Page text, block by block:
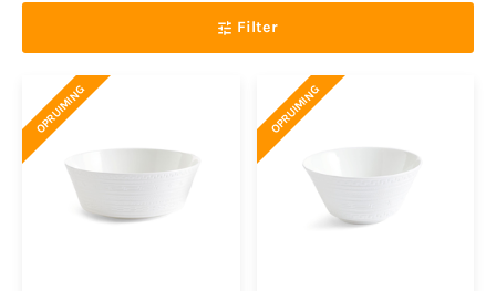
Filter
OPRUIMING OPRUIMING